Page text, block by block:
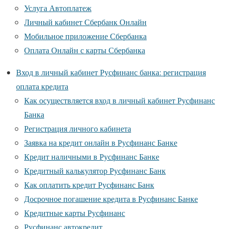
Услуга Автоплатеж
Личный кабинет Сбербанк Онлайн
Мобильное приложение Сбербанка
Оплата Онлайн с карты Сбербанка
Вход в личный кабинет Русфинанс банка: регистрация
оплата кредита
Как осуществляется вход в личный кабинет Русфинанс
Банка
Регистрация личного кабинета
Заявка на кредит онлайн в Русфинанс Банке
Кредит наличными в Русфинанс Банке
Кредитный калькулятор Русфинанс Банк
Как оплатить кредит Русфинанс Банк
Досрочное погашение кредита в Русфинанс Банке
Кредитные карты Русфинанс